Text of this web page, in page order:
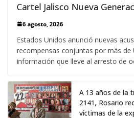
Cartel Jalisco Nueva
6 agosto, 2026
Estados Unidos anunció nuevas
recompensas conjuntas por más de
información que lleve al arresto de
A 13 años de la
2141, Rosario
víctimas de la